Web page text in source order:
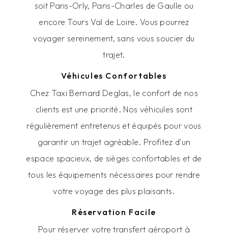
soit Paris-Orly, Paris-Charles de Gaulle ou
encore Tours Val de Loire. Vous pourrez
voyager sereinement, sans vous soucier du
trajet.
Véhicules Confortables
Chez Taxi Bernard Deglas, le confort de nos
clients est une priorité. Nos véhicules sont
régulièrement entretenus et équipés pour vous
garantir un trajet agréable. Profitez d'un
espace spacieux, de sièges confortables et de
tous les équipements nécessaires pour rendre
votre voyage des plus plaisants.
Réservation Facile
Pour réserver votre transfert aéroport à